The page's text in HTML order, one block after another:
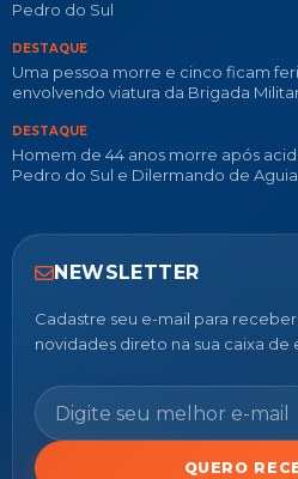
Pedro do Sul
DESTAQUE
Uma pessoa morre e cinco ficam
envolvendo viatura da Brigada
DESTAQUE
Homem de 44 anos morre após
Pedro do Sul e Dilermando de
NEWSLETTER
Cadastre seu e-mail para
novidades direto na sua caixa de
QUERO